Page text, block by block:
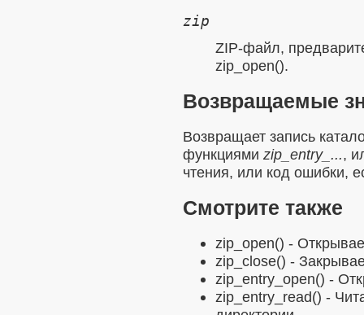
zip
ZIP-файл,
zip_open().
Возвращаемые
Возвращает запись
функциями zip_entry_...,
чтения, или код ошибки,
Смотрите также
zip_open() -
zip_close() -
zip_entry_open() -
zip_entry_read() -